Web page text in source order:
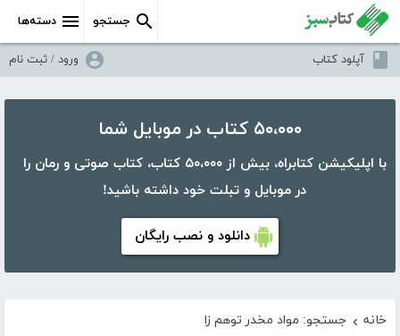
دسته‌ها جستجو
آپلود کتاب ورود / ثبت نام
۵۰،۰۰۰ کتاب در موبایل شما
با اپلیکیشن کتابراه، بیش از ۵۰،۰۰۰ کتاب، کتاب صوتی و رمان را
در موبایل و تبلت خود داشته باشید!
دانلود و نصب رایگان
خانه › جستجو: مواد مخدر توهم زا